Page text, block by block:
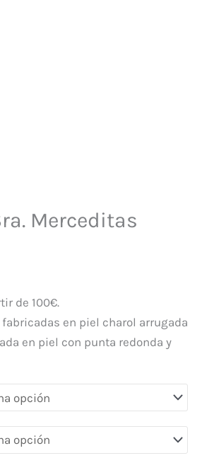
Merceditas
de 100€.
fabricadas en piel charol arrugada
en piel con punta redonda y